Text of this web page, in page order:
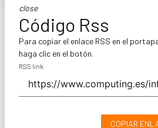
close
Código Rss
Para copiar el enlace RSS en el
haga clic en el botón.
RSS link
COPIAR